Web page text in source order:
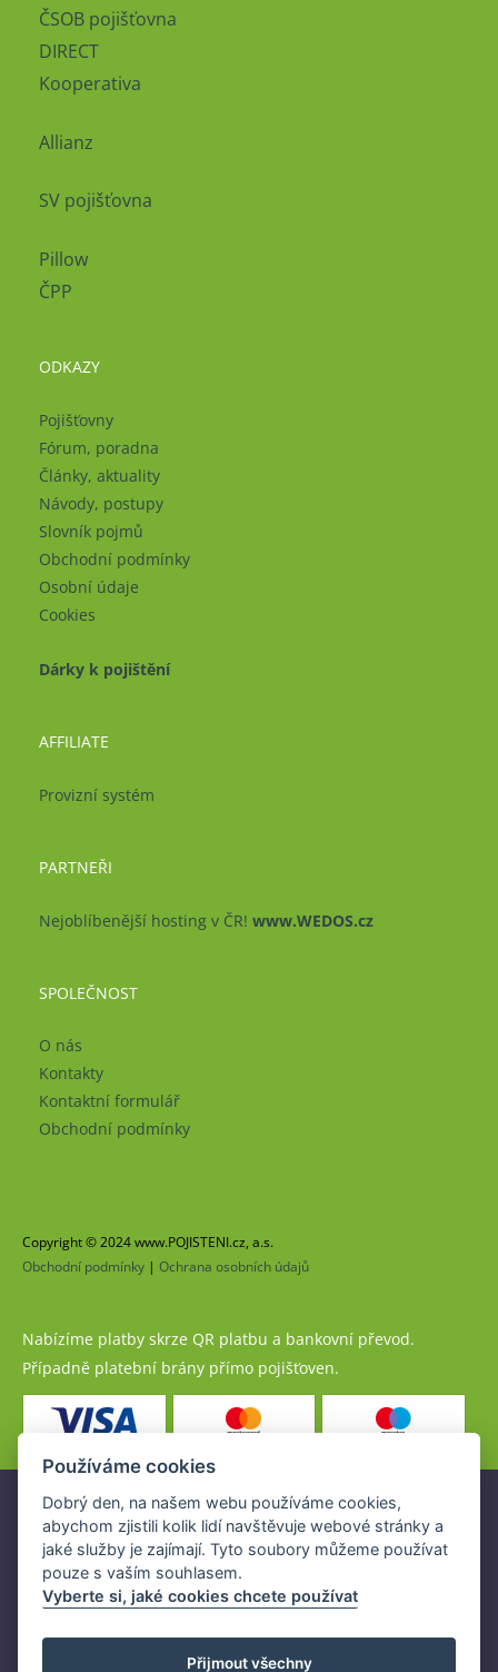
ČSOB pojišťovna
DIRECT
Kooperativa
Allianz
SV pojišťovna
Pillow
ČPP
ODKAZY
Pojišťovny
Fórum, poradna
Články, aktuality
Návody, postupy
Slovník pojmů
Obchodní podmínky
Osobní údaje
Cookies
Dárky k pojištění
AFFILIATE
Provizní systém
PARTNEŘI
Nejoblíbenější hosting v ČR! www.WEDOS.cz
SPOLEČNOST
O nás
Kontakty
Kontaktní formulář
Obchodní podmínky
Copyright © 2024 www.POJISTENI.cz, a.s.
Obchodní podmínky | Ochrana osobních údajů
Nabízíme platby skrze QR platbu a bankovní převod.
Případně platební brány přímo pojišťoven.
Pojistné produkty jsou nabízeny společností
www.POJISTENI.cz, a.s. na základě platné licence České
národní banky (ČNB).
Licence ČNB umožňuje www.POJISTENI.cz, a.s. poskytovat
Používáme cookies
Dobrý den, na našem webu používáme cookies,
abychom zjistili kolik lidí navštěvuje webové stránky a
jaké služby je zajímají. Tyto soubory můžeme používat
pouze s vaším souhlasem.
Vyberte si, jaké cookies chcete používat
Přijmout všechny